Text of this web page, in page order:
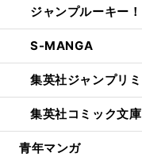
ジャンプルーキー！
S-MANGA
集英社ジャンプリ
集英社コミック文庫
青年マンガ